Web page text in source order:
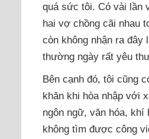
quá sức tôi. Có vài lần
hai vợ chồng cãi nhau
còn không nhận ra đây
thường ngày rất yêu
Bên cạnh đó, tôi cũng
khăn khi hòa nhập với
ngôn ngữ, văn hóa, khí
không tìm được công